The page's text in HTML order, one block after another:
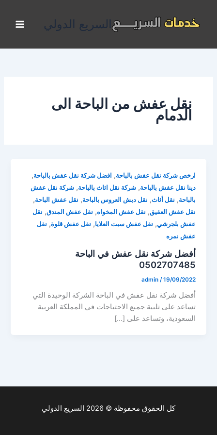
المحتوى
السريع الدولي
نقل عفش من الباحة الى
الدمام
ارخص شركة نقل عفش بالباحة, افضل شركة نقل عفش بالباحة,
دينا نقل عفش بالباحة,شركة نقل اثاث بالباحة,شركة نقل عفش
بالباحة, نقل أثاث, نقل دبش العروس بالباحة, نقل عفش الباحة,
نقل عفش العقيق, نقل عفش المخواه, نقل عفش المندق, نقل
عفش بلجرشي, نقل عفش سبت العلايا, نقل عفش قلوة, نقل
عفش نمره
أفضل شركة نقل عفش في الباحة
0502707485
admin /19/09/2022
أفضل شركة نقل عفش في الباحة الشركة الوحيدة التي
تساعد على تلبية جميع الاحتياجات في المملكة العربية
السعودية، وتساعد على […]
كل الحقوق محفوظة © 2026 السريع الدولي